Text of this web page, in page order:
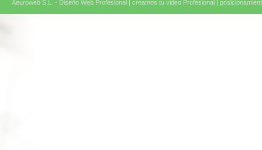
Aeuroweb S.L. - Diseño Web Profesional | creamos tu video Profesional |